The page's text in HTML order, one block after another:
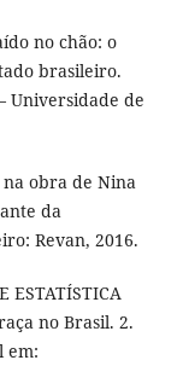
no chão: o
brasileiro.
Universidade de
obra de Nina
da
Revan, 2016.
ESTATÍSTICA
no Brasil. 2.
em: